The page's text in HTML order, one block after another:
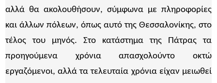
αλλά θα ακολουθήσουν, σύμφωνα με πληροφορίες
και άλλων πόλεων, όπως αυτό της Θεσσαλονίκης, στο
τέλος του μηνός. Στο κατάστημα της Πάτρας τα
προηγούμενα χρόνια απασχολούντο οκτώ
εργαζόμενοι, αλλά τα τελευταία χρόνια είχαν μειωθεί